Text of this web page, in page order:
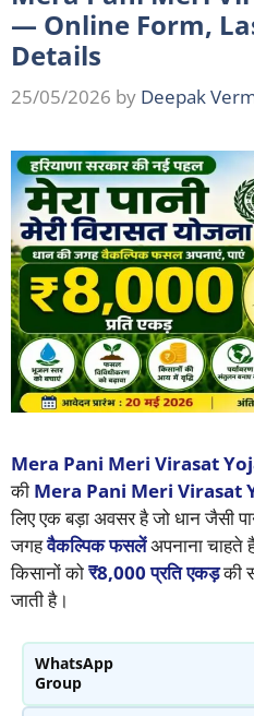
— Online Form,
Details
25/05/2026 by Deepak
Mera Pani Meri Virasat
की Mera Pani Meri Virasat
लिए एक बड़ा अवसर है जो धान जैसी
जगहवैकल्पिक फसलेंअपनाना चाहते
किसानों को₹8,000 प्रति एकड़की
जाती है।
WhatsApp
Group